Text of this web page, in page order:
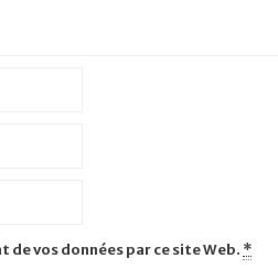
vos données par ce site Web. *